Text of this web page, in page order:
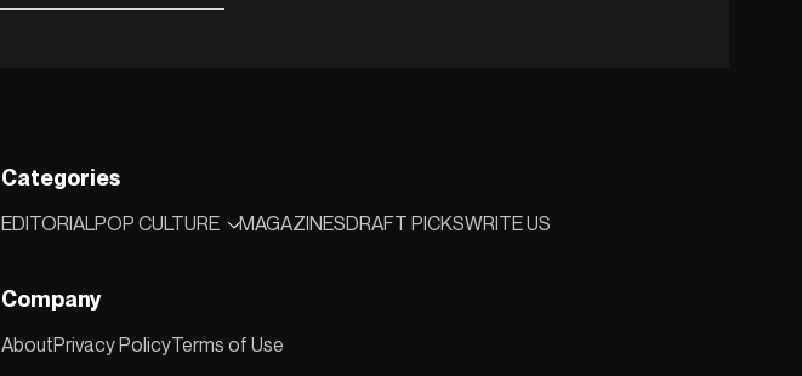
Categories
EDITORIALPOP CULTURE MAGAZINESDRAFT PICKSWRITE US
Company
AboutPrivacy PolicyTerms of Use